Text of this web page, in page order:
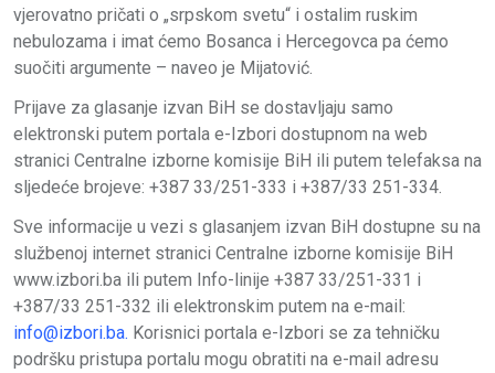
vjerovatno pričati o „srpskom svetu“ i ostalim ruskim
nebulozama i imat ćemo Bosanca i Hercegovca pa ćemo
suočiti argumente – naveo je Mijatović.
Prijave za glasanje izvan BiH se dostavljaju samo
elektronski putem portala e-Izbori dostupnom na web
stranici Centralne izborne komisije BiH ili putem telefaksa na
slјedeće brojeve: +387 33/251-333 i +387/33 251-334.
Sve informacije u vezi s glasanjem izvan BiH dostupne su na
službenoj internet stranici Centralne izborne komisije BiH
www.izbori.ba ili putem Info-linije +387 33/251-331 i
+387/33 251-332 ili elektronskim putem na e-mail:
info@izbori.ba. Korisnici portala e-Izbori se za tehničku
podršku pristupa portalu mogu obratiti na e-mail adresu